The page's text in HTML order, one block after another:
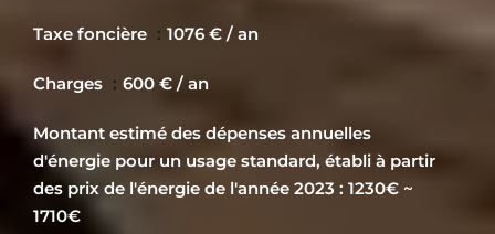
Taxe foncière 1076 € / an
Charges 600 € / an
Montant estimé des dépenses annuelles
d'énergie pour un usage standard, établi à partir
des prix de l'énergie de l'année 2023 : 1230€ ~
1710€